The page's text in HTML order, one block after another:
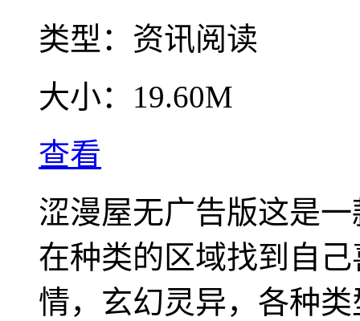
类型： 资讯阅读
大小： 19.60M
查看
涩漫屋无广告版这是
在种类的区域找到自
情，玄幻灵异，各种